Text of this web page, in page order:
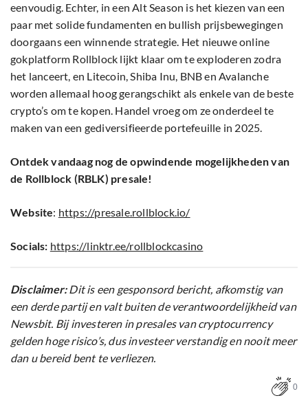
eenvoudig. Echter, in een Alt Season is het kiezen van een
paar met solide fundamenten en bullish prijsbewegingen
doorgaans een winnende strategie. Het nieuwe online
gokplatform Rollblock lijkt klaar om te exploderen zodra
het lanceert, en Litecoin, Shiba Inu, BNB en Avalanche
worden allemaal hoog gerangschikt als enkele van de beste
crypto’s om te kopen. Handel vroeg om ze onderdeel te
maken van een gediversifieerde portefeuille in 2025.
Ontdek vandaag nog de opwindende mogelijkheden van
de Rollblock (RBLK) presale!
Website: https://presale.rollblock.io/
Socials: https://linktr.ee/rollblockcasino
Disclaimer:Dit is een gesponsord bericht, afkomstig van
een derde partij en valt buiten de verantwoordelijkheid van
Newsbit. Bij investeren in presales van cryptocurrency
gelden hoge risico’s, dus investeer verstandig en nooit meer
dan u bereid bent te verliezen.
0